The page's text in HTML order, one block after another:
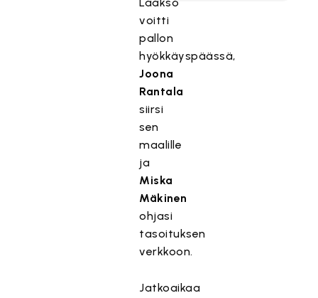
voitti
pallon
hyökkäyspäässä,
Joona
Rantala
siirsi
sen
maalille
ja
Miska
Mäkinen
ohjasi
tasoituksen
verkkoon.
Jatkoaikaa